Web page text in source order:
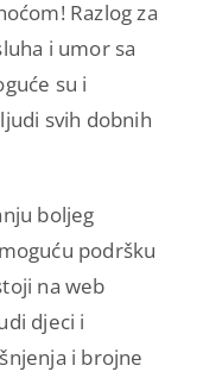
Razlog za
i umor sa
su i
svih dobnih
boljeg
podršku
na web
djeci i
i brojne